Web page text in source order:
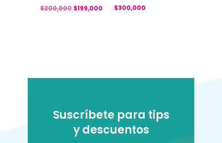
$200,000 El
$199,000El
$300,000
Suscríbete para tips
y descuentos